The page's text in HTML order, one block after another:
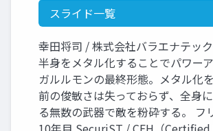
スライド一覧
幸田将司 / 株式会社バラエナテッ
半身をメタル化することでパワーア
ガルルモンの最終形態。メタル化
前の俊敏さは失っておらず、全身
る無数の武器で敵を粉砕する。 フ